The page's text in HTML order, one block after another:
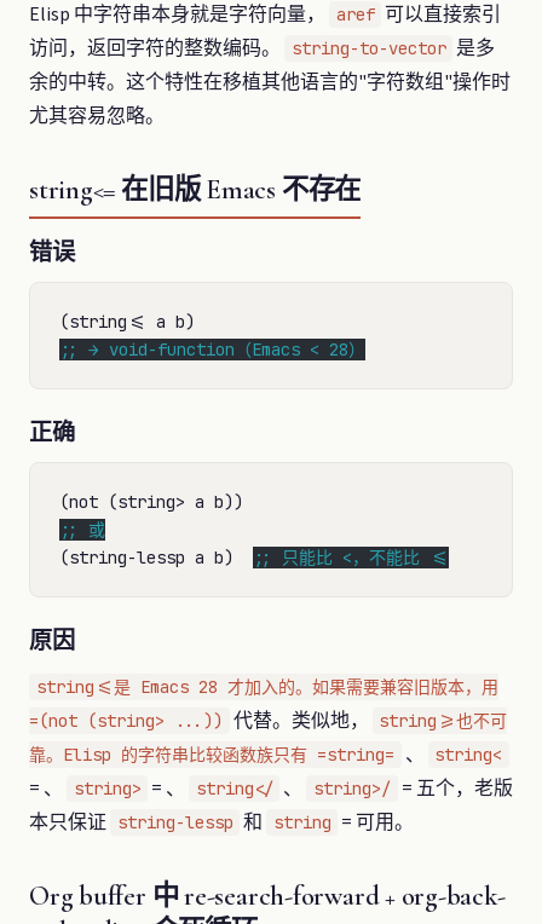
Elisp 中字符串本身就是字符向量， aref 可以直接索引
访问，返回字符的整数编码。
string-to-vector 是多
余的中转。这个特性在移植其他语言的"字符数组"操作时
尤其容易忽略。
string<= 在旧版 Emacs 不存在
错误
;; → void-function（Emacs < 28）
正确
;;
(string-lessp a b)
;; 只能比 <，不能比 <=
原因
string<=是 Emacs 28 才加入的。如果需要兼容旧版本，用
=(not (string> ...))
代替。类似地，
string>=也不可
靠。Elisp 的字符串比较函数族只有 =string=
、 string<
= 、 string> = 、 string</ 、 string>/
= 五个，老版
本只保证 string-lessp 和 string = 可用。
Org buffer 中 re-search-forward + org-back-